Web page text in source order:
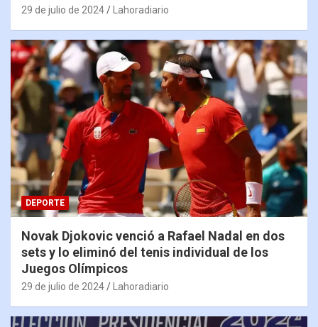
29 de julio de 2024 Lahoradiario
DEPORTE
Novak Djokovic venció a Rafael Nadal en dos
sets y lo eliminó del tenis individual de los
Juegos Olímpicos
29 de julio de 2024 Lahoradiario